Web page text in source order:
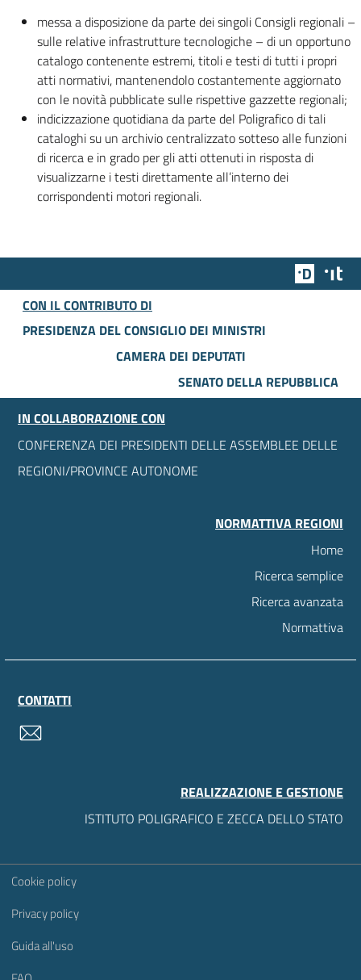
messa a disposizione da parte dei singoli Consigli regionali –
sulle relative infrastrutture tecnologiche – di un opportuno
catalogo contenente estremi, titoli e testi di tutti i propri
atti normativi, mantenendolo costantemente aggiornato
con le novità pubblicate sulle rispettive gazzette regionali;
indicizzazione quotidiana da parte del Poligrafico di tali
cataloghi su un archivio centralizzato sotteso alle funzioni
di ricerca e in grado per gli atti ottenuti in risposta di
visualizzarne i testi direttamente all’interno dei
corrispondenti motori regionali.
Team
CON IL CONTRIBUTO DI
PRESIDENZA DEL CONSIGLIO DEI MINISTRI
CAMERA DEI DEPUTATI
SENATO DELLA REPUBBLICA
IN COLLABORAZIONE CON
CONFERENZA DEI PRESIDENTI DELLE ASSEMBLEE DELLE
REGIONI/PROVINCE AUTONOME
NORMATTIVA REGIONI
Home
Ricerca semplice
Ricerca avanzata
Normattiva
CONTATTI
REALIZZAZIONE E GESTIONE
ISTITUTO POLIGRAFICO E ZECCA DELLO STATO
Sezione Link Utili
Cookie policy
Privacy policy
Guida all'uso